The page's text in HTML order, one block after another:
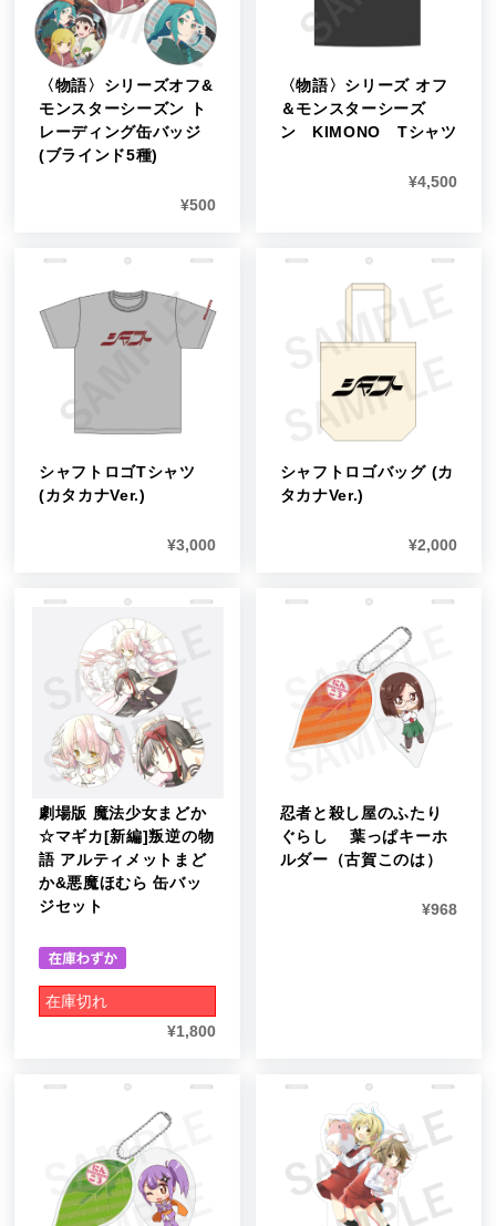
〈物語〉シリーズオフ&
モンスターシーズン ト
レーディング缶バッジ
(ブラインド5種)
¥500
〈物語〉シリーズ オフ
＆モンスターシーズ
ン KIMONO Tシャツ
¥4,500
シャフトロゴTシャツ
(カタカナVer.)
¥3,000
シャフトロゴバッグ (カ
タカナVer.)
¥2,000
劇場版 魔法少女まどか
☆マギカ[新編]叛逆の物
語 アルティメットまど
か&悪魔ほむら 缶バッ
ジセット
在庫切れ
¥1,800
忍者と殺し屋のふたり
ぐらし 葉っぱキーホ
ルダー（古賀このは）
¥968